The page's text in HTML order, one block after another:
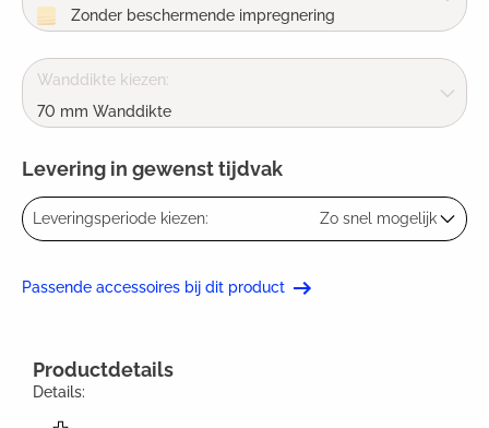
Zonder beschermende impregnering
Wanddikte kiezen:
70 mm Wanddikte
Levering in gewenst tijdvak
Leveringsperiode kiezen: Zo snel mogelijk
Passende accessoires bij dit product
Productdetails
Details: